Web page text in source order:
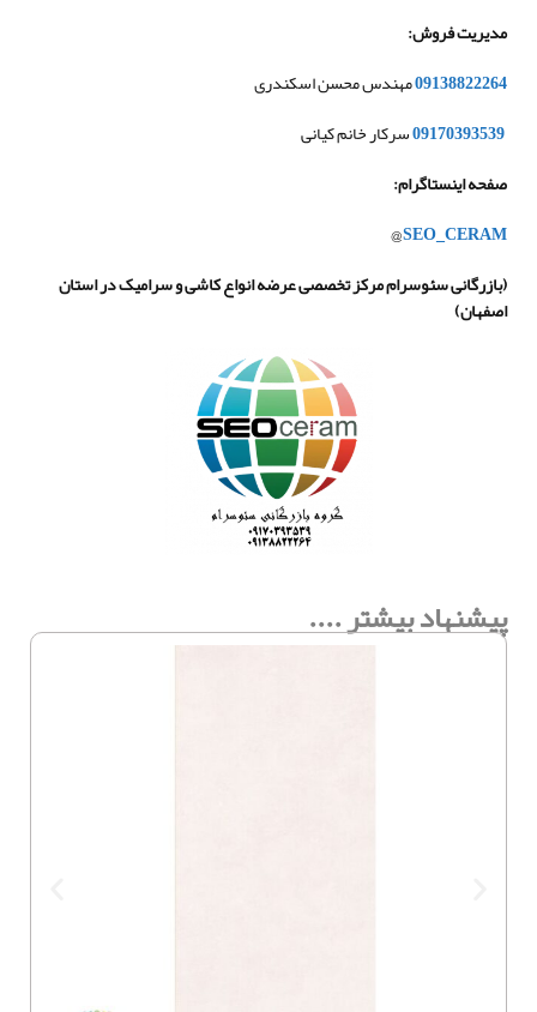
مدیریت فروش:
09138822264مهندس محسن اسکندری
09170393539سرکار خانم کیانی
صفحه اینستاگرام:
SEO_CERAM
@
(بازرگانی سئوسرام مرکز تخصصی عرضه انواع کاشی و سرامیک در استان
اصفهان)
پیشنهاد بیشتر ....